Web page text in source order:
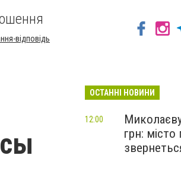
відповідь
ОСТАННІ НОВИНИ
грн:
12:00